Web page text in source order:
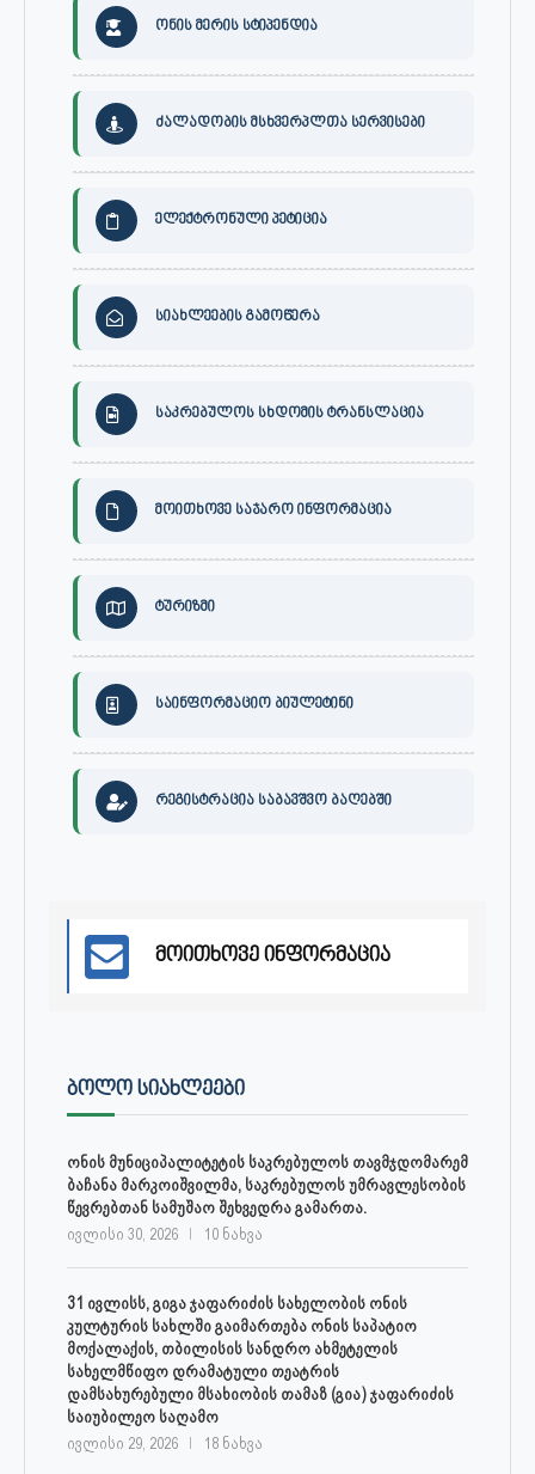
ონის მერის სტიპენდია
ძალადობის მსხვერპლთა სერვისები
ელექტრონული პეტიცია
სიახლეების გამოწერა
საკრებულოს სხდომის ტრანსლაცია
მოითხოვე საჯარო ინფორმაცია
ტურიზმი
საინფორმაციო ბიულეტინი
რეგისტრაცია საბავშვო ბაღებში
მოითხოვე ინფორმაცია
ᲑᲝᲚᲝ ᲡᲘᲐᲮᲚᲔᲔᲑᲘ
ონის მუნიციპალიტეტის საკრებულოს თავმჯდომარემ
ბაჩანა მარკოიშვილმა, საკრებულოს უმრავლესობის
წევრებთან სამუშაო შეხვედრა გამართა.
ივლისი 30, 2026 10 ნახვა
31 ივლისს, გიგა ჯაფარიძის სახელობის ონის
კულტურის სახლში გაიმართება ონის საპატიო
მოქალაქის, თბილისის სანდრო ახმეტელის
სახელმწიფო დრამატული თეატრის
დამსახურებული მსახიობის თამაზ (გია) ჯაფარიძის
საიუბილეო საღამო
ივლისი 29, 2026 18 ნახვა